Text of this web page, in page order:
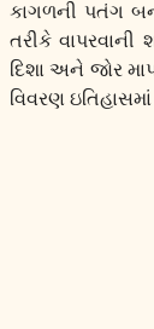
કાગળની પતંગ
તરીકે
દિશા અને જોર
વિવરણ